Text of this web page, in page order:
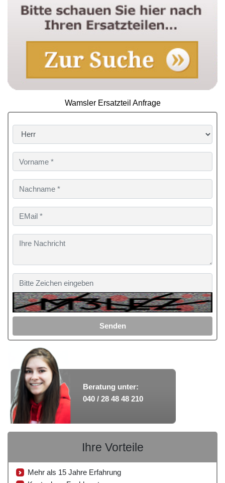
Wamsler Ersatzteil Anfrage
Senden
Beratung unter:
040 / 28 48 48 210
Ihre Vorteile
Mehr als 15 Jahre Erfahrung